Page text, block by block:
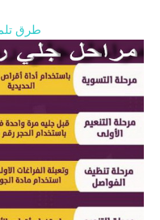
طرق